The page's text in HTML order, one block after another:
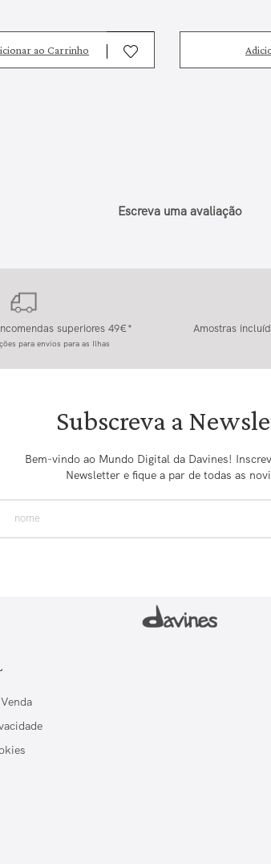
ao Carrinho
Escreva uma avaliação
superiores 49€*
para envios para as Ilhas
Amostras
Subscreva a
Bem-vindo ao Mundo Digital da Davines!
Newsletter e fique a par de todas as